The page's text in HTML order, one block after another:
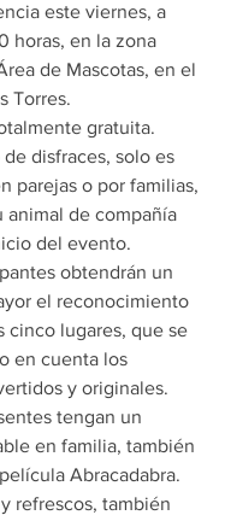
este viernes, a
horas, en la zona
de Mascotas, en el
Torres.
gratuita.
disfraces, solo es
parejas o por familias,
animal de compañía
del evento.
obtendrán un
el reconocimiento
cinco lugares, que se
en cuenta los
y originales.
tengan un
en familia, también
Abracadabra.
refrescos, también